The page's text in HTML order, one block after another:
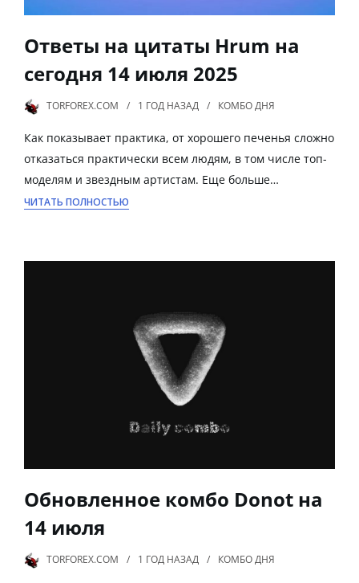
Ответы на цитаты Hrum на
сегодня 14 июля 2025
TORFOREX.COM 1 ГОД НАЗАД КОМБО ДНЯ
Как показывает практика, от хорошего печенья сложно
отказаться практически всем людям, в том числе топ-
моделям и звездным артистам. Еще больше…
ЧИТАТЬ ПОЛНОСТЬЮ
Обновленное комбо Donot на
14 июля
TORFOREX.COM 1 ГОД НАЗАД КОМБО ДНЯ